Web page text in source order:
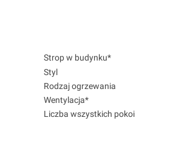
Strop w budynku*
Styl
Rodzaj ogrzewania
Wentylacja*
Liczba wszystkich pokoi